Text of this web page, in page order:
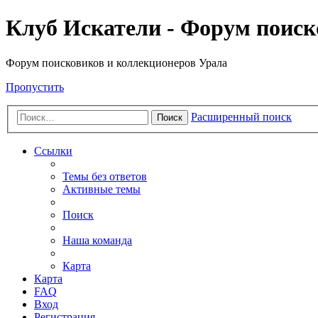
Клуб Искатели - Форум
Форум поисковиков и коллекционеров Урала
Пропустить
Поиск Расширенный поиск
Ссылки
Темы без ответов
Активные темы
Поиск
Наша команда
Карта
Карта
FAQ
Вход